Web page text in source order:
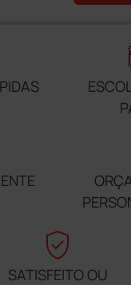
verified_user
SATISFEITO OU